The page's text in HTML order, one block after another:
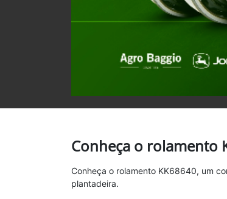
Conheça o rolamento
Conheça o rolamento KK68640, um
plantadeira.